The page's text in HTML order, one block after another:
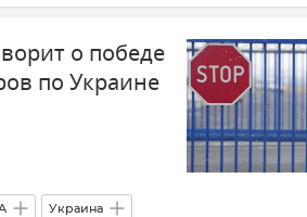
о победе
по Украине
Украина